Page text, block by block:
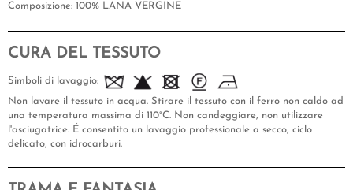
Composizione: 100% LANA VERGINE
CURA DEL TESSUTO
Simboli di lavaggio:
Non lavare il tessuto in acqua. Stirare il tessuto con il ferro non caldo ad
una temperatura massima di 110°C. Non candeggiare, non utilizzare
l'asciugatrice. É consentito un lavaggio professionale a secco, ciclo
delicato, con idrocarburi.